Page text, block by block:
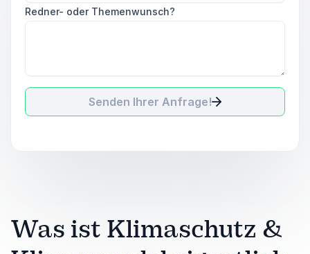
Redner- oder Themenwunsch?
Senden Ihrer Anfrage!
Was ist Klimaschutz &